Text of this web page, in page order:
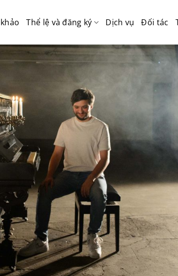
Thể lệ và đăng ký Dịch vụ Đối tác